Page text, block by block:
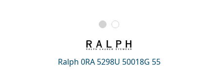
Ralph 0RA 5298U 50018G 55